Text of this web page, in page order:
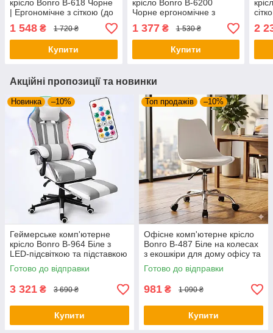
крісло Bonro B-618 Чорне
| Ергономічне з сіткою (до
120 кг)
1 548 ₴ 1 720 ₴
Купити
крісло Bonro B-6200
Чорне ергономічне з
екошкіри та сіткою
1 377₴ 1 530 ₴
Купити
2
Акційні пропозиції та новинки
Новинка –10%
Геймерське комп'ютерне
крісло Bonro B-964 Біле з
LED-підсвіткою та підставкою
для ніг (до 150 кг)
Готово до відправки
3 321 ₴ 3 690 ₴
Купити
Топ продажів –10%
Офісне комп'ютерне крісло
Bonro B-487 Біле на колесах
з екошкіри для дому офісу та
салону
Готово до відправки
981 ₴ 1 090 ₴
Купити